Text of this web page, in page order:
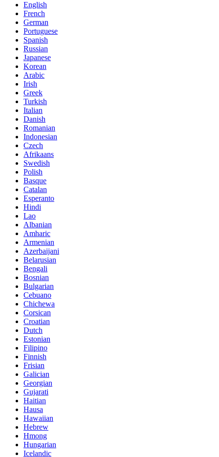
English
French
German
Portuguese
Spanish
Russian
Japanese
Korean
Arabic
Irish
Greek
Turkish
Italian
Danish
Romanian
Indonesian
Czech
Afrikaans
Swedish
Polish
Basque
Catalan
Esperanto
Hindi
Lao
Albanian
Amharic
Armenian
Azerbaijani
Belarusian
Bengali
Bosnian
Bulgarian
Cebuano
Chichewa
Corsican
Croatian
Dutch
Estonian
Filipino
Finnish
Frisian
Galician
Georgian
Gujarati
Haitian
Hausa
Hawaiian
Hebrew
Hmong
Hungarian
Icelandic